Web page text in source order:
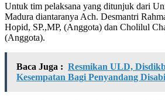
Untuk tim pelaksana yang ditunjuk dari
Madura diantaranya Ach. Desmantri
Hopid, SP.,MP, (Anggota) dan Cholilul
(Anggota).
Baca Juga : Resmikan ULD,
Kesempatan Bagi Penyandang